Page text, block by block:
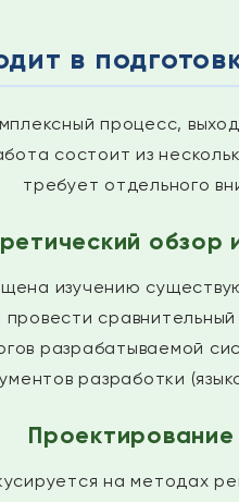
в
процесс,
состоит из
требует отдельного
обзор
изучению
разрабатываемой
разработки
на методах